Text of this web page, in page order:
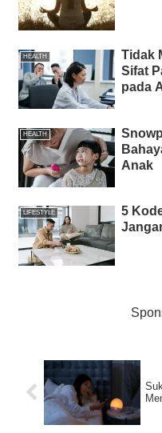
HEALTH
Tidak
Sifat
pada
HEALTH
Anak
LIFESTYLE
5